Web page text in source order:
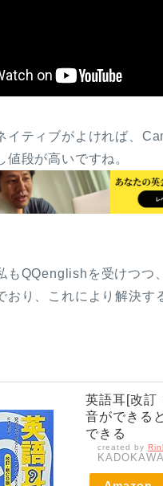
イティブがよければ、
値段が高いですね。
もQQenglishを受けつつ
おり、これにより解決す
英語耳[改訂
音ができる
できる
created by
KADOKAWA